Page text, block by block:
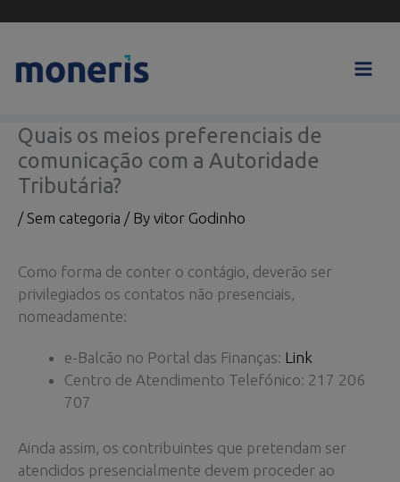
Quais os meios preferenciais de
comunicação com a Autoridade
Tributária?
/Sem categoria / By vitor Godinho
Como forma de conter o contágio, deverão ser
privilegiados os contatos não presenciais,
nomeadamente:
e-Balcão no Portal das Finanças: Link
Centro de Atendimento Telefónico: 217 206
707
Ainda assim, os contribuintes que pretendam ser
atendidos presencialmente devem proceder ao